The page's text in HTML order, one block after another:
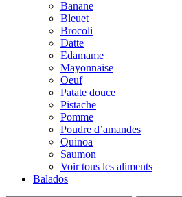
Banane
Bleuet
Brocoli
Datte
Edamame
Mayonnaise
Oeuf
Patate douce
Pistache
Pomme
Poudre d’amandes
Quinoa
Saumon
Voir tous les aliments
Balados